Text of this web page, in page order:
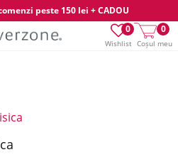
peste 150 lei + CADOU
Wishlist
0
Coșul meu
0